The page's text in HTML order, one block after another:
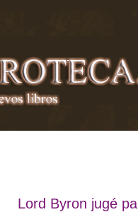
Lord Byron jugé